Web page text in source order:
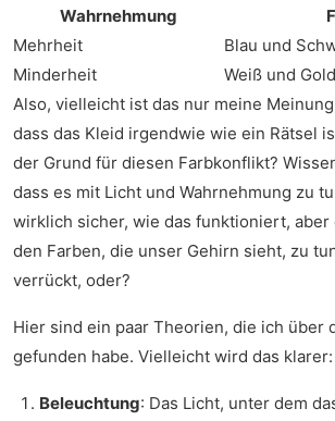
Wahrnehmung
Mehrheit
Blau und
Minderheit
Weiß und Gold
Also, vielleicht ist das nur meine
dass das Kleid irgendwie wie ein Rätsel
der Grund für diesen Farbkonflikt?
dass es mit Licht und Wahrnehmung zu
wirklich sicher, wie das funktioniert, aber
den Farben, die unser Gehirn sieht, zu
verrückt, oder?
Hier sind ein paar Theorien, die ich über
gefunden habe. Vielleicht wird das klarer:
Beleuchtung: Das Licht, unter dem